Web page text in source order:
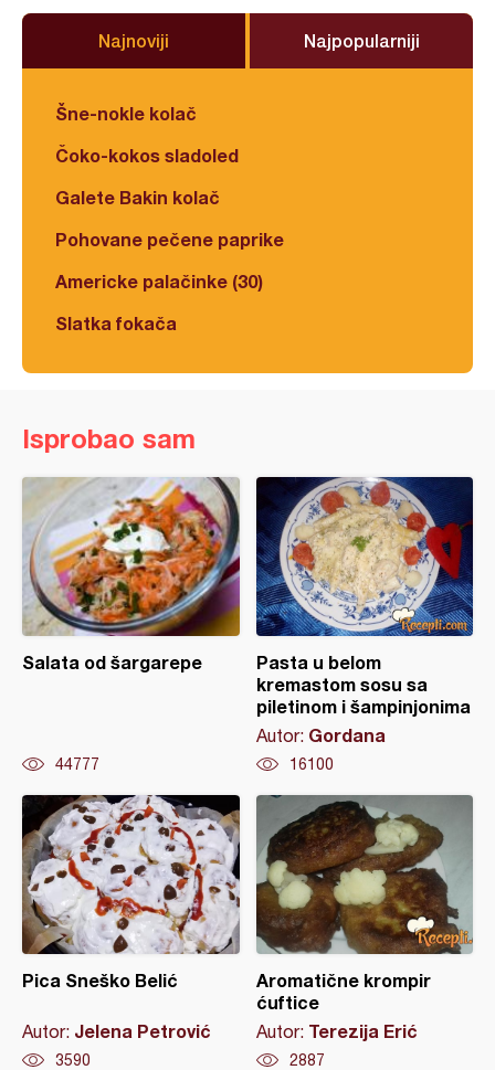
Najnoviji Najpopularniji
Šne-nokle kolač
Čoko-kokos sladoled
Galete Bakin kolač
Pohovane pečene paprike
Americke palačinke (30)
Slatka fokača
Isprobao sam
Salata od šargarepe
44777
Pasta u belom
kremastom sosu sa
piletinom i šampinjonima
Autor: Gordana
16100
Pica Sneško Belić
Autor: Jelena Petrović
3590
Aromatične krompir
ćuftice
Autor: Terezija Erić
2887